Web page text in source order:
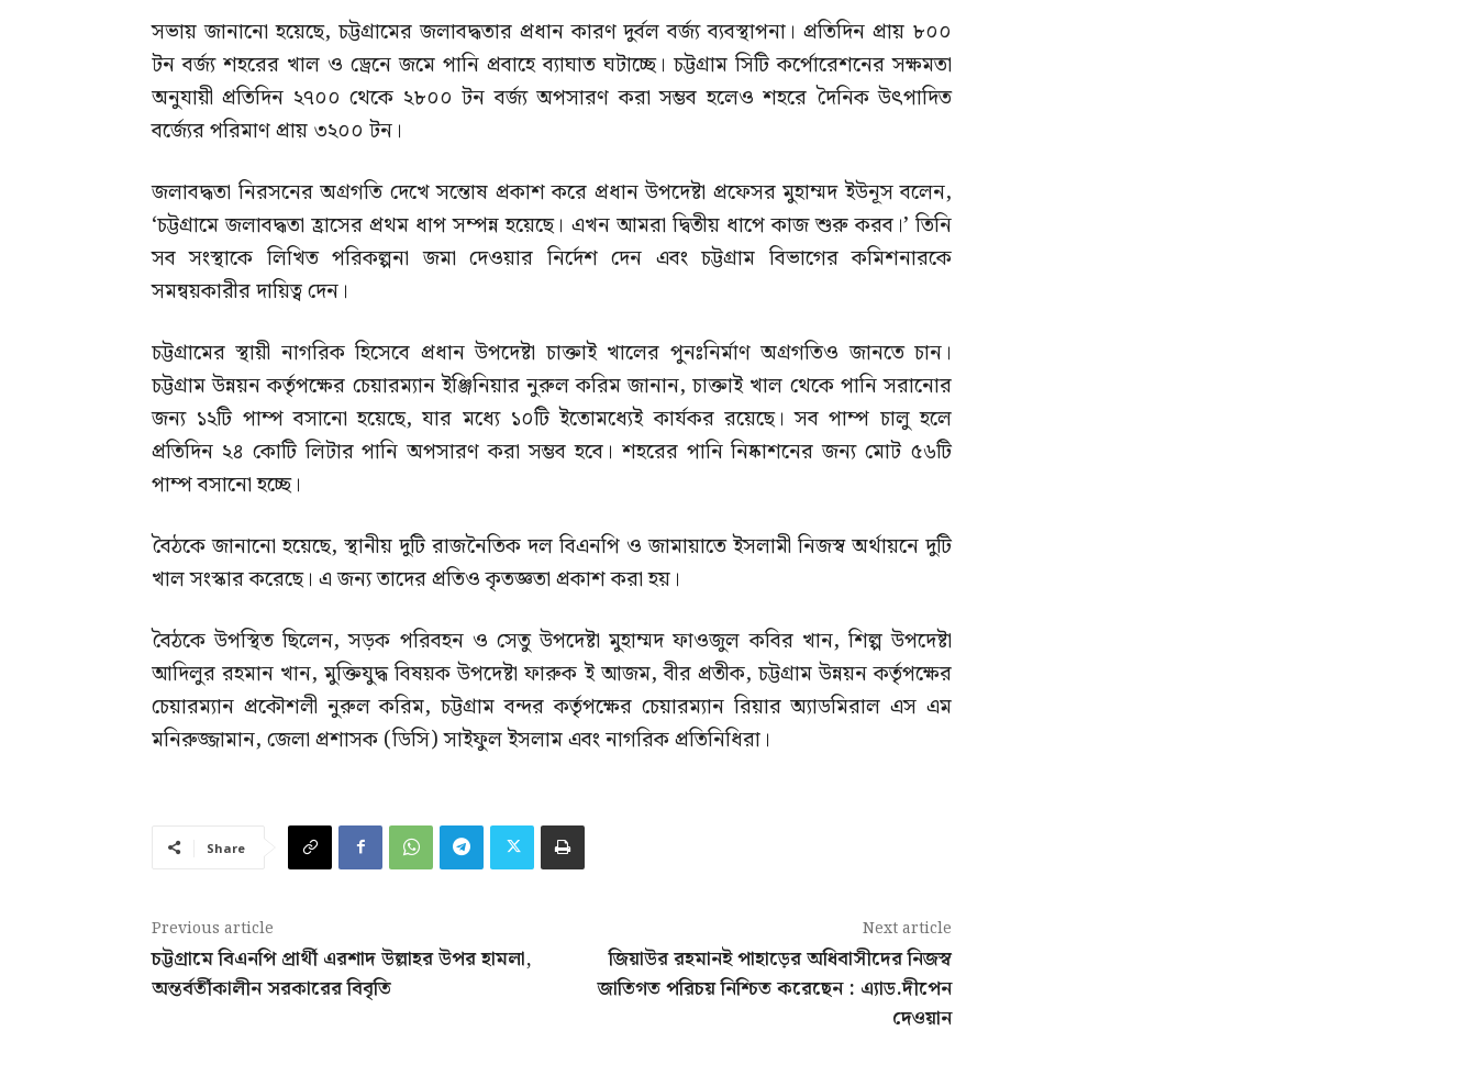
সভায় জানানো হয়েছে, চট্টগ্রামের জলাবদ্ধতার প্রধান কারণ দুর্বল বর্জ্য ব্যবস্থাপনা। প্রতিদিন প্রায় ৮০০
টন বর্জ্য শহরের খাল ও ড্রেনে জমে পানি প্রবাহে ব্যাঘাত ঘটাচ্ছে। চট্টগ্রাম সিটি কর্পোরেশনের সক্ষমতা
অনুযায়ী প্রতিদিন ২৭০০ থেকে ২৮০০ টন বর্জ্য অপসারণ করা সম্ভব হলেও শহরে দৈনিক উৎপাদিত
বর্জ্যের পরিমাণ প্রায় ৩২০০ টন।
জলাবদ্ধতা নিরসনের অগ্রগতি দেখে সন্তোষ প্রকাশ করে প্রধান উপদেষ্টা প্রফেসর মুহাম্মদ ইউনূস বলেন,
‘চট্টগ্রামে জলাবদ্ধতা হ্রাসের প্রথম ধাপ সম্পন্ন হয়েছে। এখন আমরা দ্বিতীয় ধাপে কাজ শুরু করব।’ তিনি
সব সংস্থাকে লিখিত পরিকল্পনা জমা দেওয়ার নির্দেশ দেন এবং চট্টগ্রাম বিভাগের কমিশনারকে
সমন্বয়কারীর দায়িত্ব দেন।
চট্টগ্রামের স্থায়ী নাগরিক হিসেবে প্রধান উপদেষ্টা চাক্তাই খালের পুনঃনির্মাণ অগ্রগতিও জানতে চান।
চট্টগ্রাম উন্নয়ন কর্তৃপক্ষের চেয়ারম্যান ইঞ্জিনিয়ার নুরুল করিম জানান, চাক্তাই খাল থেকে পানি সরানোর
জন্য ১২টি পাম্প বসানো হয়েছে, যার মধ্যে ১০টি ইতোমধ্যেই কার্যকর রয়েছে। সব পাম্প চালু হলে
প্রতিদিন ২৪ কোটি লিটার পানি অপসারণ করা সম্ভব হবে। শহরের পানি নিষ্কাশনের জন্য মোট ৫৬টি
পাম্প বসানো হচ্ছে।
বৈঠকে জানানো হয়েছে, স্থানীয় দুটি রাজনৈতিক দল বিএনপি ও জামায়াতে ইসলামী নিজস্ব অর্থায়নে দুটি
খাল সংস্কার করেছে। এ জন্য তাদের প্রতিও কৃতজ্ঞতা প্রকাশ করা হয়।
বৈঠকে উপস্থিত ছিলেন, সড়ক পরিবহন ও সেতু উপদেষ্টা মুহাম্মদ ফাওজুল কবির খান, শিল্প উপদেষ্টা
আদিলুর রহমান খান, মুক্তিযুদ্ধ বিষয়ক উপদেষ্টা ফারুক ই আজম, বীর প্রতীক, চট্টগ্রাম উন্নয়ন কর্তৃপক্ষের
চেয়ারম্যান প্রকৌশলী নুরুল করিম, চট্টগ্রাম বন্দর কর্তৃপক্ষের চেয়ারম্যান রিয়ার অ্যাডমিরাল এস এম
মনিরুজ্জামান, জেলা প্রশাসক (ডিসি) সাইফুল ইসলাম এবং নাগরিক প্রতিনিধিরা।
Share
Previous article
চট্টগ্রামে বিএনপি প্রার্থী এরশাদ উল্লাহর উপর হামলা,
অন্তর্বর্তীকালীন সরকারের বিবৃতি
Next article
জিয়াউর রহমানই পাহাড়ের অধিবাসীদের নিজস্ব
জাতিগত পরিচয় নিশ্চিত করেছেন : এ্যাড.দীপেন
দেওয়ান